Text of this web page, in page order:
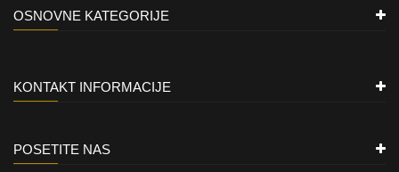
OSNOVNE KATEGORIJE
KONTAKT INFORMACIJE
POSETITE NAS